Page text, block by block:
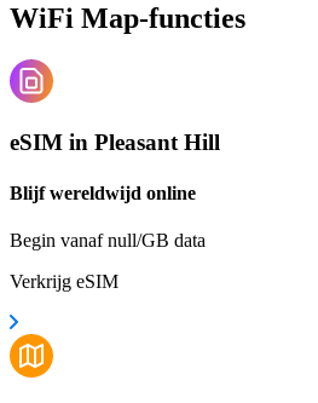
WiFi Map-functies
eSIM in Pleasant Hill
Blijf wereldwijd online
Begin vanaf null/GB data
Verkrijg eSIM